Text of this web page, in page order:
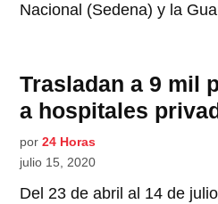
Nacional (Sedena) y la
Trasladan a 9 mil
a hospitales
por 24 Horas
julio 15, 2020
Del 23 de abril al 14 de